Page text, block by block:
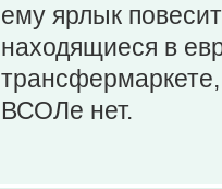
ему ярлык
находящиеся в
ВСОЛе нет.